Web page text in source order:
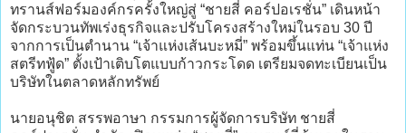
ทรานส์ฟอร์มองค์กรครั้งใหญ่สู่ “ชายสี่ คอร์ปอเรชั่น” เดินหน้า
จัดกระบวนทัพเร่งธุรกิจและปรับโครงสร้างใหม่ในรอบ 30 ปี
จากการเป็นตำนาน “เจ้าแห่งเส้นบะหมี่” พร้อมขึ้นแท่น “เจ้าแห่ง
สตรีทฟู้ด” ตั้งเป้าเติบโตแบบก้าวกระโดด เตรียมจดทะเบียนเป็น
บริษัทในตลาดหลักทรัพย์
นายอนุชิต สรรพอาษา กรรมการผู้จัดการบริษัท ชายสี่